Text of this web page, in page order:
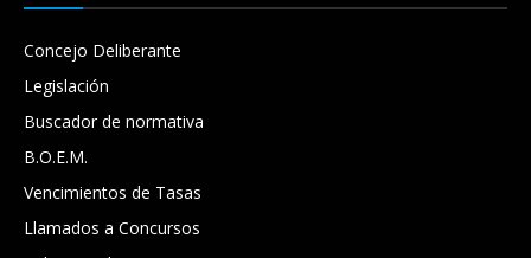
Concejo Deliberante
Legislación
Buscador de normativa
B.O.E.M.
Vencimientos de Tasas
Llamados a Concursos